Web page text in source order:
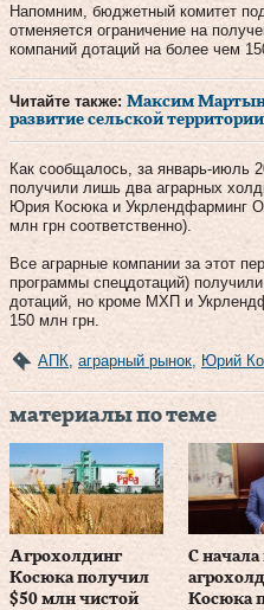
Напомним, бюджетный комитет
отменяется ограничение на
компаний дотаций на более чем
Читайте также: Максим
развитие сельской
Как сообщалось, за январь-июль
получили лишь два аграрных
Юрия Косюка и Укрлендфарминг
млн грн соответственно).
Все аграрные компании за этот
программы спецдотаций)
дотаций, но кроме МХП и
150 млн грн.
АПК аграрный рынок Юрий
материалы по теме
Агрохолдинг
Косюка получил
$50 млн чистой
С начала
Косюка